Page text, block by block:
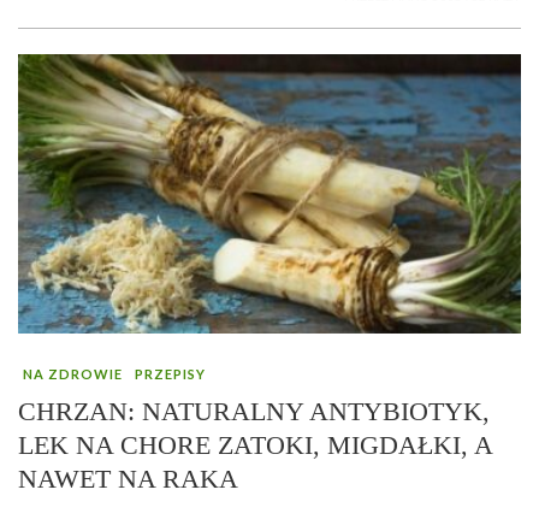
NA ZDROWIE PRZEPISY
CHRZAN: NATURALNY ANTYBIOTYK,
LEK NA CHORE ZATOKI, MIGDAŁKI, A
NAWET NA RAKA